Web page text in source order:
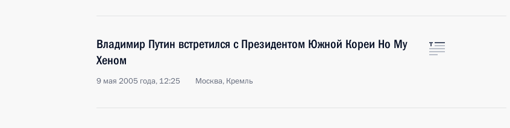
Владимир Путин встретился с Президентом Южной Кореи Но Му
Хеном
9 мая 2005 года, 12:25 Москва, Кремль